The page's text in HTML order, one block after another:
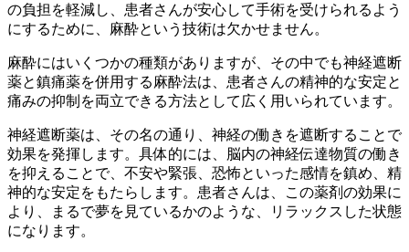
の負担を軽減し、患者さんが安心して手術を受けられるよう
にするために、麻酔という技術は欠かせません。
麻酔にはいくつかの種類がありますが、その中でも神経遮断
薬と鎮痛薬を併用する麻酔法は、患者さんの精神的な安定と
痛みの抑制を両立できる方法として広く用いられています。
神経遮断薬は、その名の通り、神経の働きを遮断することで
効果を発揮します。具体的には、脳内の神経伝達物質の働き
を抑えることで、不安や緊張、恐怖といった感情を鎮め、精
神的な安定をもたらします。患者さんは、この薬剤の効果に
より、まるで夢を見ているかのような、リラックスした状態
になります。